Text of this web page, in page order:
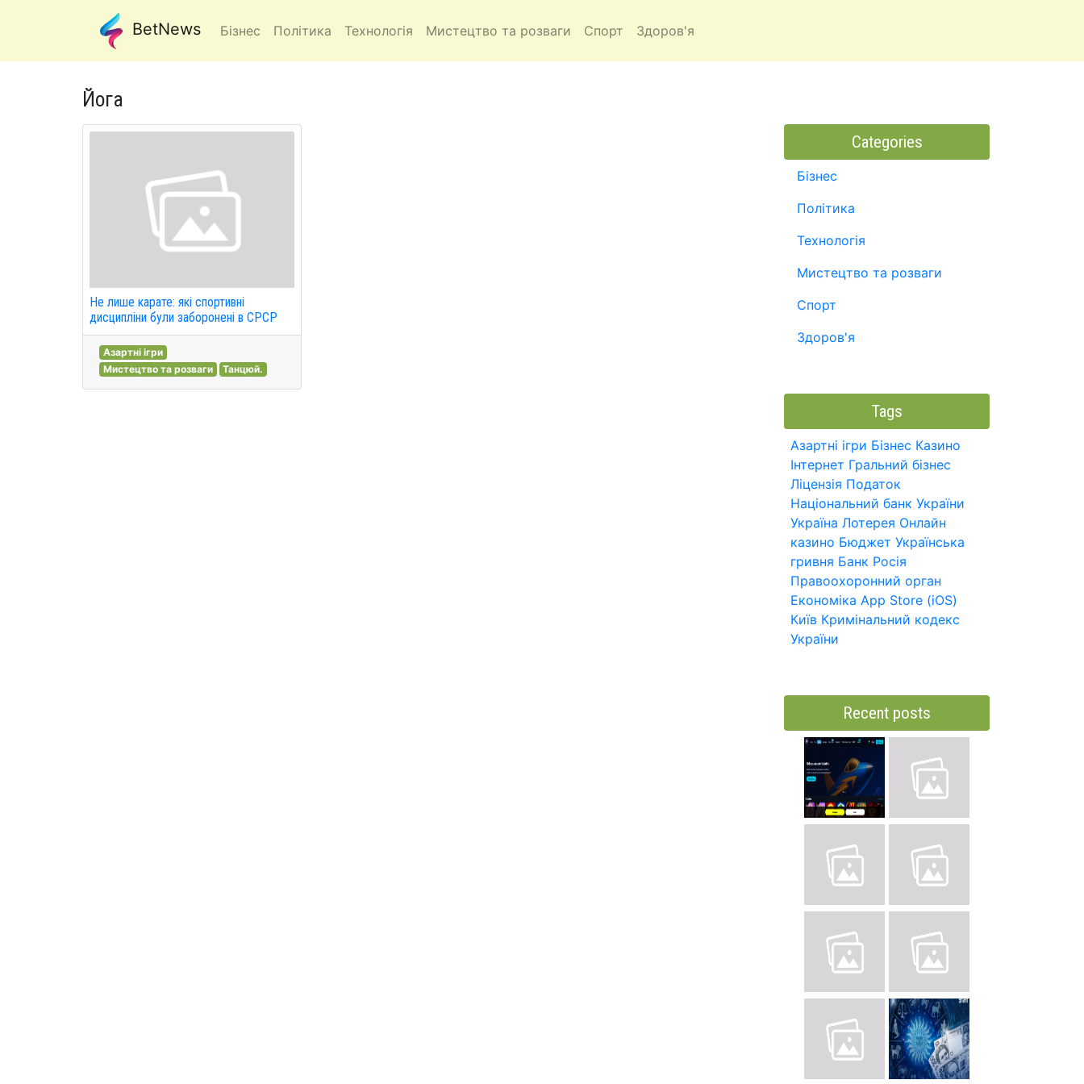
BetNews Бізнес Політика Технологія Мистецтво та розваги Спорт Здоров'я
Йога
Не лише карате: які спортивні
дисципліни були заборонені в СРСР
Азартні ігри
Мистецтво та розваги
Танцюй.
Categories
Бізнес
Політика
Технологія
Мистецтво та розваги
Спорт
Здоров'я
Tags
Азартні ігри Бізнес Казино
Інтернет Гральний бізнес
Ліцензія Податок
Національний банк України
Україна Лотерея Онлайн
казино Бюджет Українська
гривня Банк Росія
Правоохоронний орган
Економіка App Store (iOS)
Київ Кримінальний кодекс
України
Recent posts